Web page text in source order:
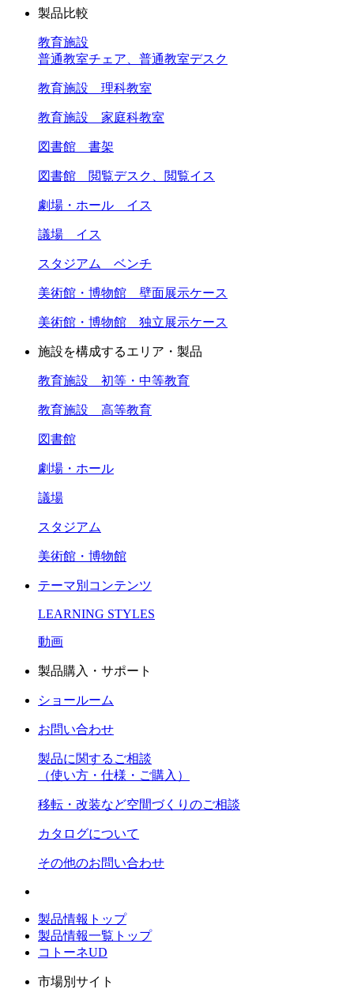
製品比較
教育施設
普通教室チェア、普通教室デスク
教育施設 理科教室
教育施設 家庭科教室
図書館 書架
図書館 閲覧デスク、閲覧イス
劇場・ホール イス
議場 イス
スタジアム ベンチ
美術館・博物館 壁面展示ケース
美術館・博物館 独立展示ケース
施設を構成するエリア・製品
教育施設 初等・中等教育
教育施設 高等教育
図書館
劇場・ホール
議場
スタジアム
美術館・博物館
テーマ別コンテンツ
LEARNING STYLES
動画
製品購入・サポート
ショールーム
お問い合わせ
製品に関するご相談
（使い方・仕様・ご購入）
移転・改装など空間づくりのご相談
カタログについて
その他のお問い合わせ
製品情報トップ
製品情報一覧トップ
コトーネUD
市場別サイト